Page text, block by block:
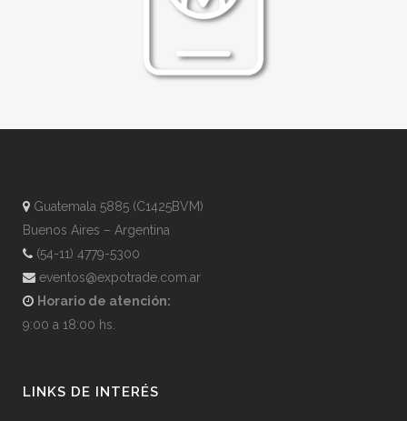
Guatemala 5885 (C1425BVM)
Buenos Aires – Argentina
(54-11) 4779-5300
eventos@expotrade.com.ar
Horario de atención:
9:00 a 18:00 hs.
LINKS DE INTERÉS